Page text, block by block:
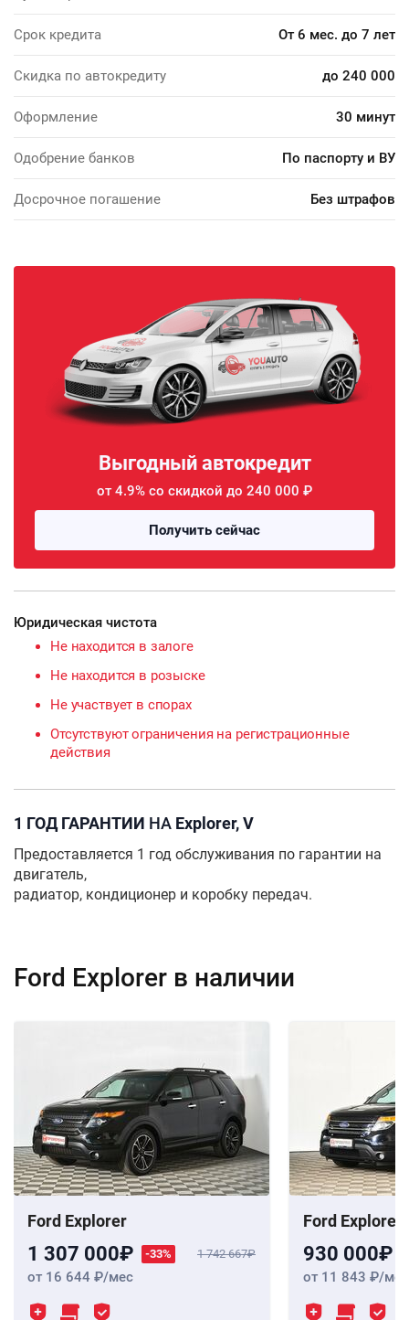
Срок кредита От 6 мес. до 7 лет
Скидка по автокредиту до 240 000
Оформление 30 минут
Одобрение банков По паспорту и ВУ
Досрочное погашение Без штрафов
Выгодный автокредит
от 4.9% со скидкой до 240 000 ₽
Получить сейчас
Юридическая чистота
Не находится в залоге
Не находится в розыске
Не участвует в спорах
Отсутствуют ограничения на регистрационные
действия
1 ГОД ГАРАНТИИ НА Explorer, V
Предоставляется 1 год обслуживания по гарантии на
двигатель,
радиатор, кондиционер и коробку передач.
Ford Explorer в наличии
Ford Explorer
1 307 000 -33% 1 742 667
от 16 644 /мес
Ford Explorer
930 000
от 11 843 /мес